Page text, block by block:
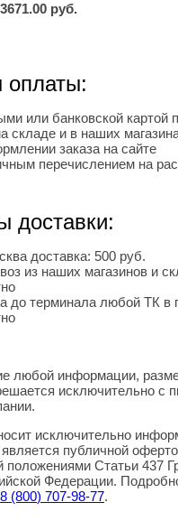
3671.00 руб.
оплаты:
или банковской картой
складе и в наших
заказа на сайте
перечислением на
доставки:
доставка: 500 руб.
из наших магазинов и
до терминала любой ТК в
любой информации,
исключительно с
исключительно
публичной
положениями Статьи 437
Федерации.
8 (800) 707-98-77.